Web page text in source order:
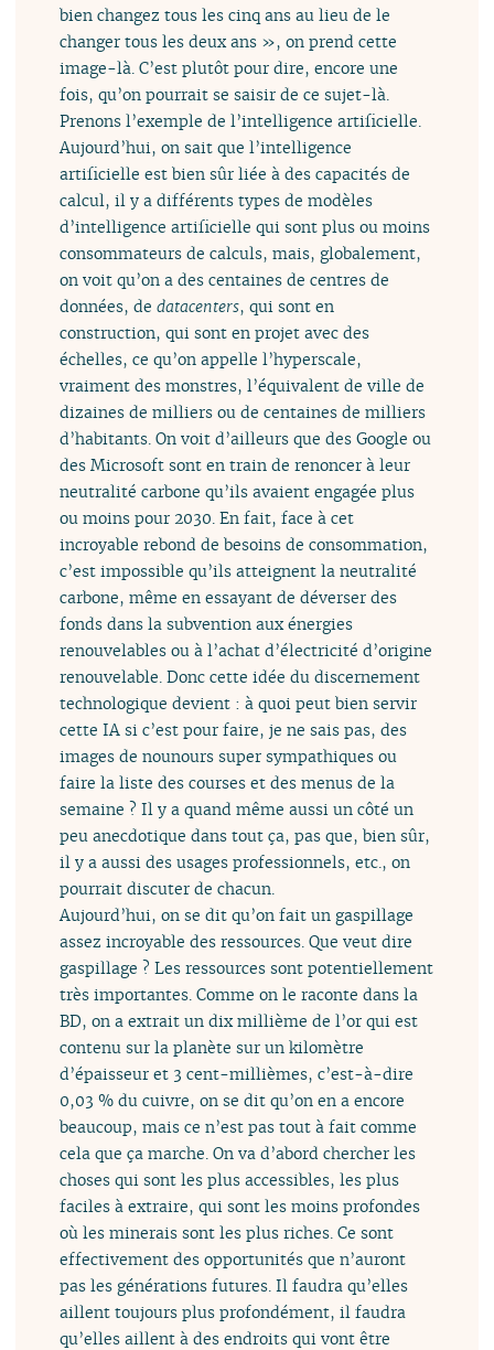
bien changez tous les cinq ans au lieu de le
changer tous les deux ans », on prend cette
image-là. C’est plutôt pour dire, encore une
fois, qu’on pourrait se saisir de ce sujet-là.
Prenons l’exemple de l’intelligence artificielle.
Aujourd’hui, on sait que l’intelligence
artificielle est bien sûr liée à des capacités de
calcul, il y a différents types de modèles
d’intelligence artificielle qui sont plus ou moins
consommateurs de calculs, mais, globalement,
on voit qu’on a des centaines de centres de
données, dedatacenters, qui sont en
construction, qui sont en projet avec des
échelles, ce qu’on appelle l’hyperscale,
vraiment des monstres, l’équivalent de ville de
dizaines de milliers ou de centaines de milliers
d’habitants. On voit d’ailleurs que des Google ou
des Microsoft sont en train de renoncer à leur
neutralité carbone qu’ils avaient engagée plus
ou moins pour 2030. En fait, face à cet
incroyable rebond de besoins de consommation,
c’est impossible qu’ils atteignent la neutralité
carbone, même en essayant de déverser des
fonds dans la subvention aux énergies
renouvelables ou à l’achat d’électricité d’origine
renouvelable. Donc cette idée du discernement
technologique devient : à quoi peut bien servir
cette IA si c’est pour faire, je ne sais pas, des
images de nounours super sympathiques ou
faire la liste des courses et des menus de la
semaine ? Il y a quand même aussi un côté un
peu anecdotique dans tout ça, pas que, bien sûr,
il y a aussi des usages professionnels, etc., on
pourrait discuter de chacun.
Aujourd’hui, on se dit qu’on fait un gaspillage
assez incroyable des ressources. Que veut dire
gaspillage ? Les ressources sont potentiellement
très importantes. Comme on le raconte dans la
BD, on a extrait un dix millième de l’or qui est
contenu sur la planète sur un kilomètre
d’épaisseur et 3 cent-millièmes, c’est-à-dire
0,03 % du cuivre, on se dit qu’on en a encore
beaucoup, mais ce n’est pas tout à fait comme
cela que ça marche. On va d’abord chercher les
choses qui sont les plus accessibles, les plus
faciles à extraire, qui sont les moins profondes
où les minerais sont les plus riches. Ce sont
effectivement des opportunités que n’auront
pas les générations futures. Il faudra qu’elles
aillent toujours plus profondément, il faudra
qu’elles aillent à des endroits qui vont être